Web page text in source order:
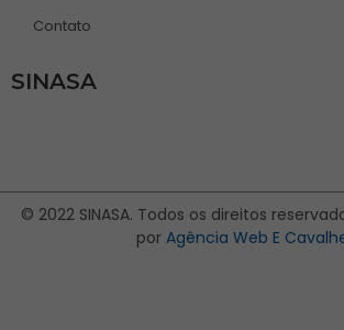
Contato
SINASA
© 2022 SINASA. Todos os direitos
por Agência Web E